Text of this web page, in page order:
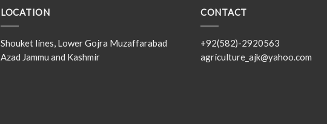
LOCATION
Shouket lines, Lower Gojra Muzaffarabad
Azad Jammu and Kashmir
CONTACT
+92(582)-2920563
agriculture_ajk@yahoo.com